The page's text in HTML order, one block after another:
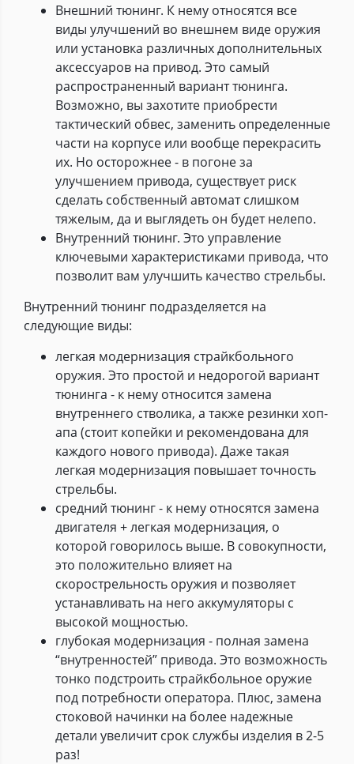
Внешний тюнинг. К нему относятся все
виды улучшений во внешнем виде оружия
или установка различных дополнительных
аксессуаров на привод. Это самый
распространенный вариант тюнинга.
Возможно, вы захотите приобрести
тактический обвес, заменить определенные
части на корпусе или вообще перекрасить
их. Но осторожнее - в погоне за
улучшением привода, существует риск
сделать собственный автомат слишком
тяжелым, да и выглядеть он будет нелепо.
Внутренний тюнинг. Это управление
ключевыми характеристиками привода, что
позволит вам улучшить качество стрельбы.
Внутренний тюнинг подразделяется на
следующие виды:
легкая модернизация страйкбольного
оружия. Это простой и недорогой вариант
тюнинга - к нему относится замена
внутреннего стволика, а также резинки хоп-
апа (стоит копейки и рекомендована для
каждого нового привода). Даже такая
легкая модернизация повышает точность
стрельбы.
средний тюнинг - к нему относятся замена
двигателя + легкая модернизация, о
которой говорилось выше. В совокупности,
это положительно влияет на
скорострельность оружия и позволяет
устанавливать на него аккумуляторы с
высокой мощностью.
глубокая модернизация - полная замена
“внутренностей” привода. Это возможность
тонко подстроить страйкбольное оружие
под потребности оператора. Плюс, замена
стоковой начинки на более надежные
детали увеличит срок службы изделия в 2-5
раз!